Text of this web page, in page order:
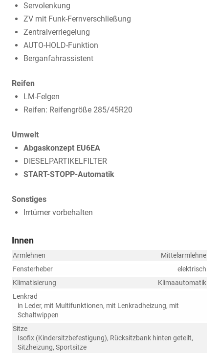
Servolenkung
ZV mit Funk-Fernverschließung
Zentralverriegelung
AUTO-HOLD-Funktion
Berganfahrassistent
Reifen
LM-Felgen
Reifen: Reifengröße 285/45R20
Umwelt
Abgaskonzept EU6EA
DIESELPARTIKELFILTER
START-STOPP-Automatik
Sonstiges
Irrtümer vorbehalten
Innen
Armlehnen
Mittelarmlehne
Fensterheber
elektrisch
Klimatisierung
Klimaautomatik
Lenkrad
in Leder, mit Multifunktionen, mit Lenkradheizung, mit
Schaltwippen
Sitze
Isofix (Kindersitzbefestigung), Rücksitzbank hinten geteilt,
Sitzheizung, Sportsitze